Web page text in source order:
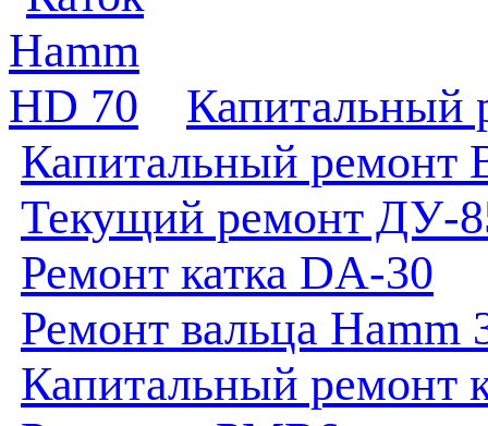
Капитальный
Капитальный ремонт
Текущий ремонт ДУ-
Ремонт катка DA-30
Ремонт вальца Hamm
Капитальный ремонт